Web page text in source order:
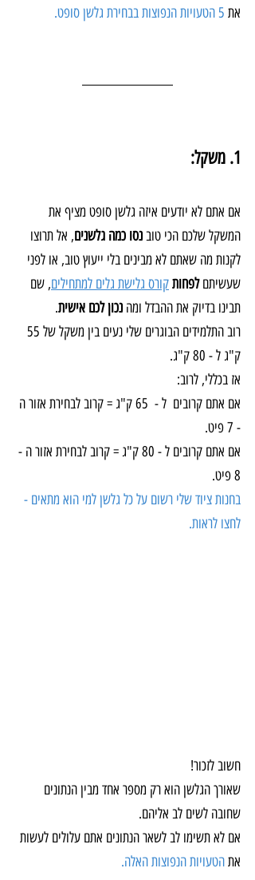
את 5 הטעויות הנפוצות בבחירת גלשן סופט.
1. משקל:
אם אתם לא יודעים איזה גלשן סופט מציף את
המשקל שלכם הכי טוב נסו כמה גלשנים, אל תרוצו
לקנות מה שאתם לא מבינים בלי ייעוץ טוב, או לפני
שעשיתם לפחותקורס גלישת גלים למתחילים, שם
תבינו בדיוק את ההבדל ומה נכון לכם אישית.
ק"ג ל - 80 ק"ג.
אז בכללי, לרוב:
אם אתם קרובים  ל -  65 ק"ג = קרוב לבחירת אזור ה
- 7 פיט.
אם אתם קרובים ל - 80 ק"ג = קרוב לבחירת אזור ה -
8 פיט.
בחנות ציוד שלי רשום על כל גלשן למי הוא מתאים -
לחצו לראות.
חשוב לזכור!
שאורך הגלשן הוא רק מספר אחד מבין הנתונים
שחובה לשים לב אליהם.
אם לא תשימו לב לשאר הנתונים אתם עלולים לעשות
את הטעויות הנפוצות האלה.